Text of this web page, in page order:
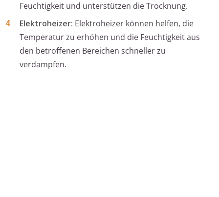
Feuchtigkeit und unterstützen die Trocknung.
Elektroheizer: Elektroheizer können helfen, die
Temperatur zu erhöhen und die Feuchtigkeit aus
den betroffenen Bereichen schneller zu
verdampfen.